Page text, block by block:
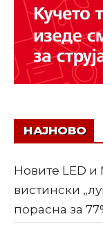
НАЈНОВО
Новите LED и
вистински
порасна за